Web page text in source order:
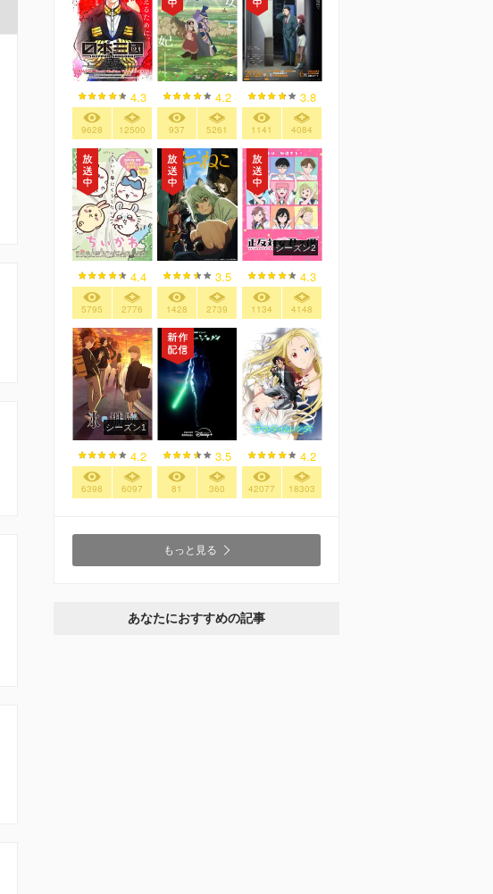
4.3
9628 12500
4.2
937 5261
3.8
1141 4084
4.4
5795 2776
3.5
1428 2739
シーズン2
4.3
1134 4148
シーズン1
4.2
6398 6097
3.5
81 360
4.2
42077 18303
もっと見る
あなたにおすすめの記事